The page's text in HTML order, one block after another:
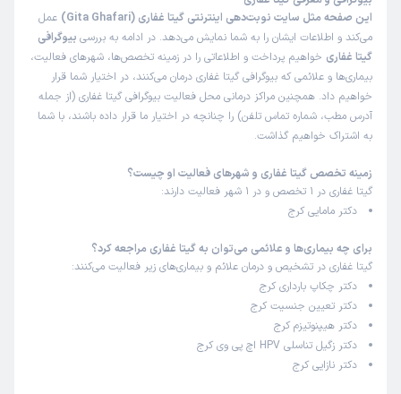
این صفحه مثل سایت نوبت‌دهی اینترنتی گیتا غفاری (Gita Ghafari)
عمل
می‌کند و اطلاعات ایشان را به شما نمایش می‌دهد. در ادامه به بررسی بیوگرافی
گیتا غفاری خواهیم پرداخت و اطلاعاتی را در زمینه تخصص‌ها، شهرهای فعالیت،
بیماری‌ها و علائمی که بیوگرافی گیتا غفاری درمان می‌کنند، در اختیار شما قرار
خواهیم داد. همچنین مراکز درمانی محل فعالیت بیوگرافی گیتا غفاری (از جمله
آدرس مطب، شماره تماس تلفن) را چنانچه در اختیار ما قرار داده باشند، با شما
به اشتراک خواهیم گذاشت.
زمینه تخصص گیتا غفاری و شهرهای فعالیت او چیست؟
گیتا غفاری در 1 تخصص و در 1 شهر فعالیت دارند:
دکتر مامایی کرج
برای چه بیماری‌ها و علائمی می‌توان به گیتا غفاری مراجعه کرد؟
گیتا غفاری در تشخیص و درمان علائم و بیماری‌های زیر فعالیت می‌کنند:
دکتر چکاپ بارداری کرج
دکتر تعیین جنسیت کرج
دکتر هیپنوتیزم کرج
دکتر زگیل تناسلی HPV اچ پی وی کرج
دکتر نازایی کرج